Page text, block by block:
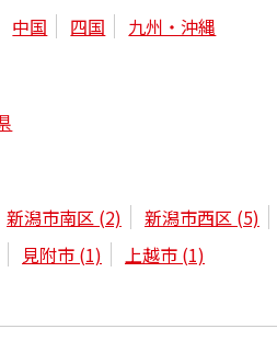
中国 四国 九州・沖縄
新潟市南区 (2) 新潟市西区 (5)
見附市 (1) 上越市 (1)